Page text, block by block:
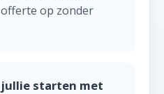
op zonder
starten met